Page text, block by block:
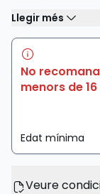
Llegir més
No
menors de 16
Edat mínima
Veure